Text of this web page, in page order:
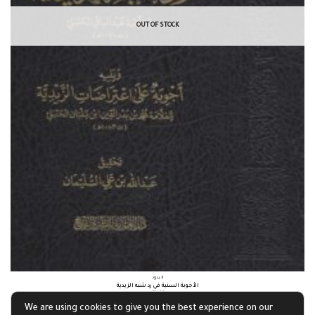
OUT OF STOCK
الردود
الأجوبة السنية في رد شبه الزيدية
£8.42
Read more
We are using cookies to give you the best experience on our